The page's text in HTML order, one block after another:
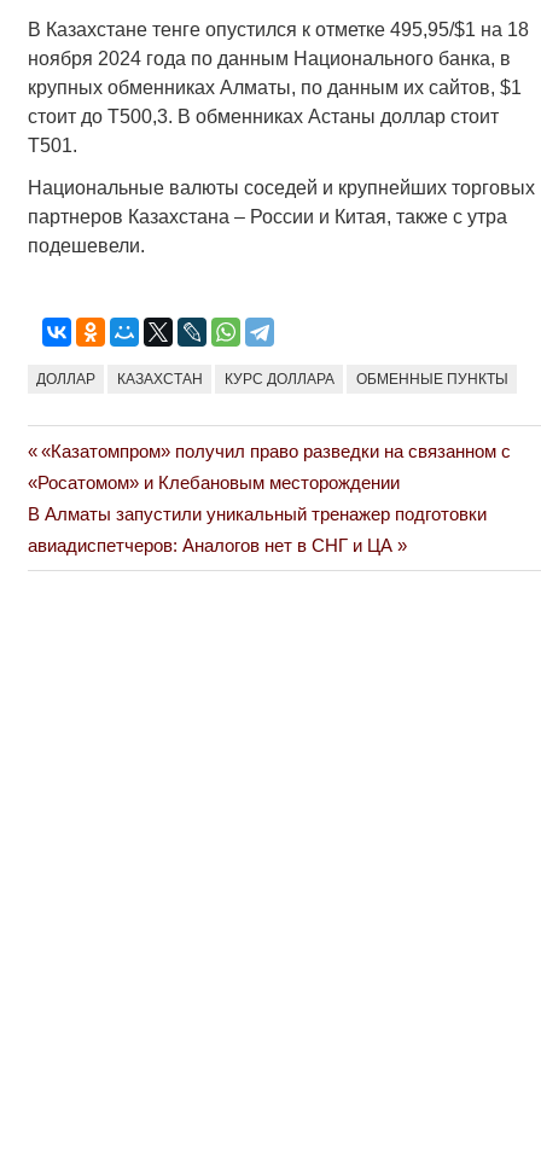
В Казахстане тенге опустился к отметке 495,95/$1 на 18
ноября 2024 года по данным Национального банка, в
крупных обменниках Алматы, по данным их сайтов, $1
стоит до Т500,3. В обменниках Астаны доллар стоит
Т501.
Национальные валюты соседей и крупнейших торговых
партнеров Казахстана – России и Китая, также с утра
подешевели.
ДОЛЛАР КАЗАХСТАН КУРС ДОЛЛАРА ОБМЕННЫЕ ПУНКТЫ
Навигация
по
записям
Previous
Post:
«Казатомпром» получил право разведки на связанном с
«Росатомом» и Клебановым месторождении
Next
Post:
В Алматы запустили уникальный тренажер подготовки
авиадиспетчеров: Аналогов нет в СНГ и ЦА